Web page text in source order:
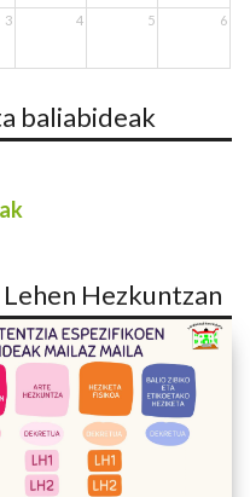
3 4 5 6
baliabideak
Hezkuntzan